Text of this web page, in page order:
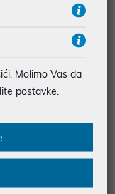
Molimo Vas da
postavke.